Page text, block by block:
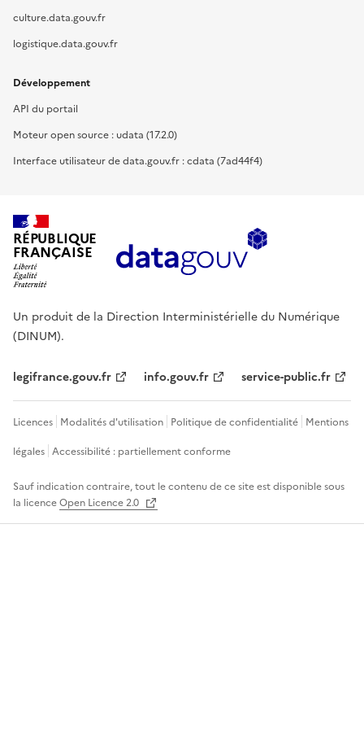
culture.data.gouv.fr
logistique.data.gouv.fr
Développement
API du portail
Moteur open source : udata (17.2.0)
Interface utilisateur de data.gouv.fr : cdata (7ad44f4)
RÉPUBLIQUE
FRANÇAISE
Un produit de la Direction Interministérielle du Numérique
(DINUM).
legifrance.gouv.fr info.gouv.fr service-public.fr
Licences Modalités d'utilisation Politique de confidentialité Mentions
légales Accessibilité : partiellement conforme
Sauf indication contraire, tout le contenu de ce site est disponible sous
la licenceOpen Licence 2.0